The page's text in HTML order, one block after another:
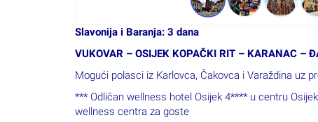
Slavonija i Baranja: 3 dana
VUKOVAR – OSIJEK KOPAČKI RIT – KARANAC –
Mogući polasci iz Karlovca, Čakovca i Varaždina uz
*** Odličan wellness hotel Osijek 4**** u centru
wellness centra za goste